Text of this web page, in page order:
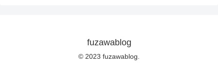
fuzawablog
© 2023 fuzawablog.